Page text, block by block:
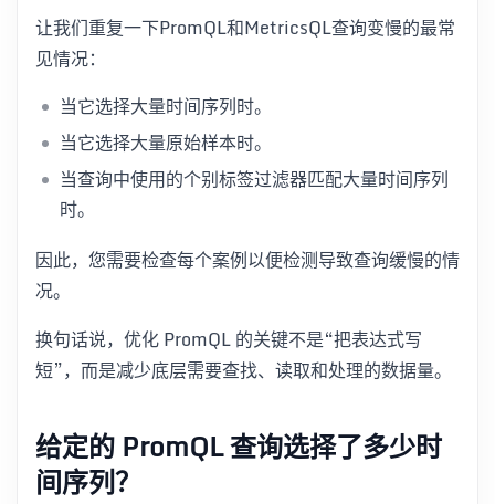
让我们重复一下PromQL和MetricsQL查询变慢的最常
见情况：
当它选择大量时间序列时。
当它选择大量原始样本时。
当查询中使用的个别标签过滤器匹配大量时间序列
时。
因此，您需要检查每个案例以便检测导致查询缓慢的情
况。
换句话说，优化 PromQL 的关键不是“把表达式写
短”，而是减少底层需要查找、读取和处理的数据量。
给定的 PromQL 查询选择了多少时
间序列？